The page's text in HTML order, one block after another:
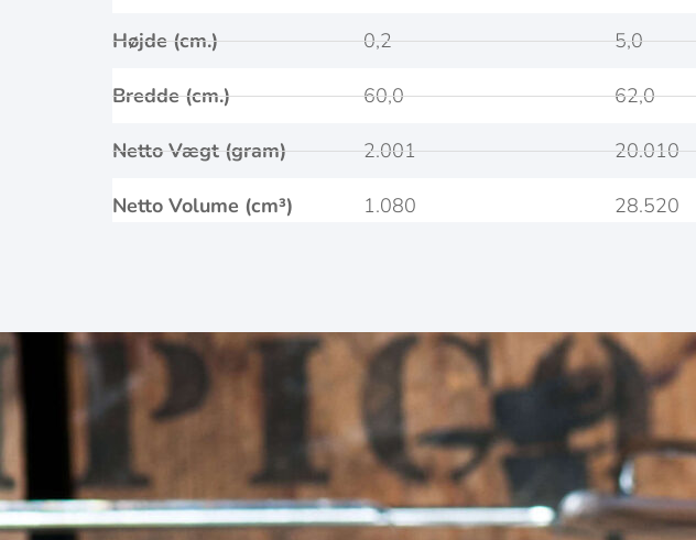
Højde (cm.)
Bredde (cm.)
Netto Vægt (gram)
Netto Volume (cm³)
0,2
60,0
2.001
1.080
5,0
62,0
20.010
28.520